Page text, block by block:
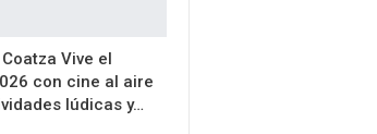
Vive el
con cine al aire
lúdicas y…